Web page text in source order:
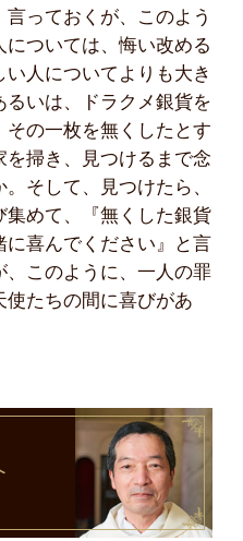
っておくが、このよう
ついては、悔い改める
人についてよりも大き
いは、ドラクメ銀貨を
の一枚を無くしたとす
掃き、見つけるまで念
そして、見つけたら、
めて、『無くした銀貨
に喜んでください』と言
、このように、一人の罪
使たちの間に喜びがあ